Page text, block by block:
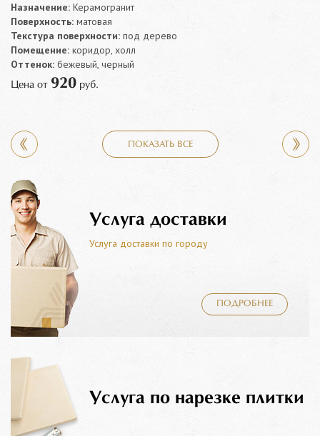
Назначение: Керамогранит
Поверхность: матовая
Текстура поверхности: под дерево
Помещение: коридор, холл
Оттенок: бежевый, черный
Цена от 920 руб.
ПОКАЗАТЬ ВСЕ
Услуга доставки
Услуга доставки по городу
ПОДРОБНЕЕ
Услуга по нарезке плитки